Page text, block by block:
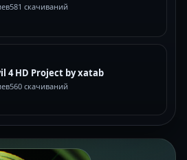
581 скачиваний
4 HD Project by xatab
560 скачиваний